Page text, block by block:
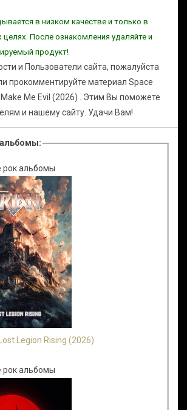
в низком качестве и только в
После ознакомления удаляйте и
продукт!
и Пользователи сайта, пожалуйста
прокомментируйте материал Space
Me Evil (2026) . Этим Вы поможете
и нашему сайту. Удачи Вам!
альбомы
Legion Rising (2026)
альбомы